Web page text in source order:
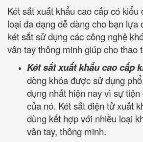
Két sắt xuất khẩu cao cấp có kiểu
loại đa dạng dễ dàng cho bạn lựa
két sắt sử dụng các công nghệ
vân tay thông minh giúp cho thao
Két sắt xuất khẩu cao cấp
dòng khóa được sử dụng
dụng nhất hiện nay vì sự
của nó. Két sắt điện tử xuất
dùng kết hợp với nhiều loại
vân tay, thông minh.